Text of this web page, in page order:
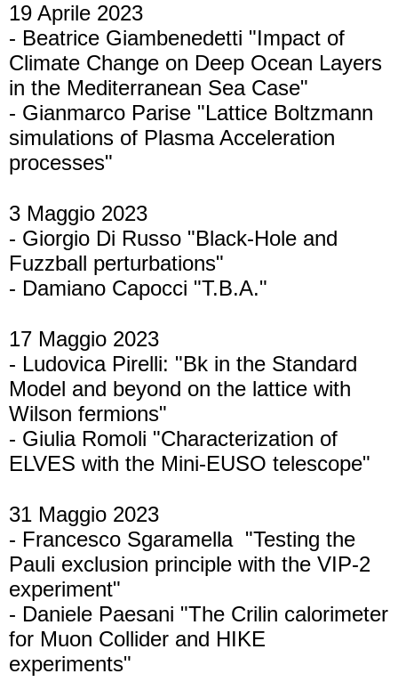
19 Aprile 2023
- Beatrice Giambenedetti "Impact of
Climate Change on Deep Ocean Layers
in the Mediterranean Sea Case"
- Gianmarco Parise "Lattice Boltzmann
simulations of Plasma Acceleration
processes"
3 Maggio 2023
- Giorgio Di Russo "Black-Hole and
Fuzzball perturbations"
- Damiano Capocci "T.B.A."
17 Maggio 2023
- Ludovica Pirelli: "Bk in the Standard
Model and beyond on the lattice with
Wilson fermions"
- Giulia Romoli "Characterization of
ELVES with the Mini-EUSO telescope"
31 Maggio 2023
- Francesco Sgaramella "Testing the
Pauli exclusion principle with the VIP-2
experiment"
- Daniele Paesani "The Crilin calorimeter
for Muon Collider and HIKE
experiments"